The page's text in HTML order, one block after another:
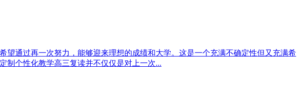
通过再一次努力，能够迎来理想的成绩和大学。这是一个充满不确定性但又充满希
制个性化教学高三复读并不仅仅是对上一次...